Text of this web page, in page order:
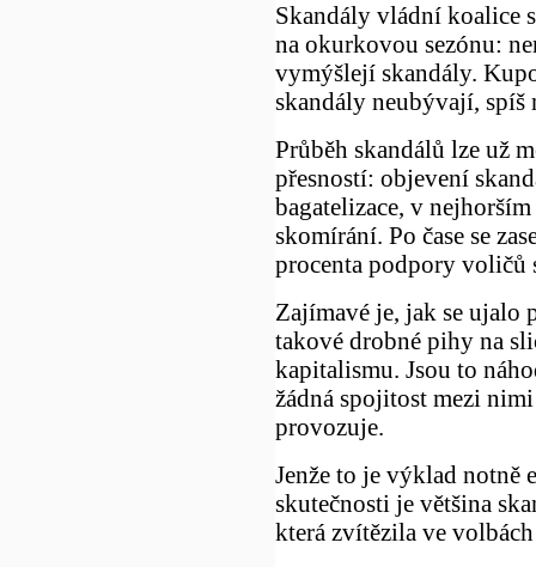
Skandály vládní koalice
na okurkovou sezónu:
vymýšlejí skandály.
skandály neubývají, spíš
Průběh skandálů lze už
přesností: objevení
bagatelizace, v
skomírání. Po čase se
procenta podpory voličů
Zajímavé je, jak se ujalo
takové drobné pihy na
kapitalismu. Jsou to
žádná spojitost mezi
provozuje.
Jenže to je výklad notně
skutečnosti je většina
která zvítězila ve